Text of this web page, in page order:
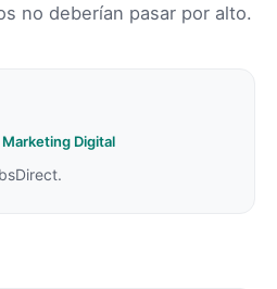
no deberían pasar por alto.
Digital